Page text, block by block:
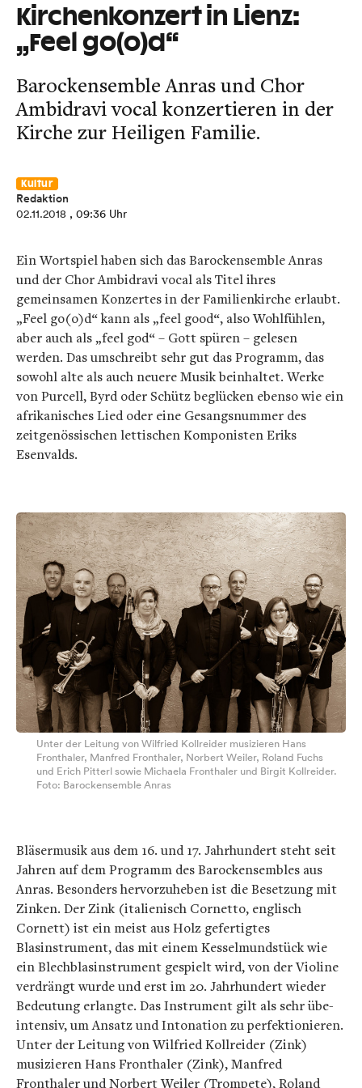
Kirchenkonzert in Lienz:
„Feel go(o)d“
Barockensemble Anras und Chor
Ambidravi vocal konzertieren in der
Kirche zur Heiligen Familie.
Kultur
Redaktion
02.11.2018 , 09:36 Uhr
Ein Wortspiel haben sich das Barockensemble Anras
und der Chor Ambidravi vocal als Titel ihres
gemeinsamen Konzertes in der Familienkirche erlaubt.
„Feel go(o)d“ kann als „feel good“, also Wohlfühlen,
aber auch als „feel god“ – Gott spüren – gelesen
werden. Das umschreibt sehr gut das Programm, das
sowohl alte als auch neuere Musik beinhaltet. Werke
von Purcell, Byrd oder Schütz beglücken ebenso wie ein
afrikanisches Lied oder eine Gesangsnummer des
zeitgenössischen lettischen Komponisten Eriks
Esenvalds.
Unter der Leitung von Wilfried Kollreider musizieren Hans
Fronthaler, Manfred Fronthaler, Norbert Weiler, Roland Fuchs
und Erich Pitterl sowie Michaela Fronthaler und Birgit Kollreider.
Foto: Barockensemble Anras
Bläsermusik aus dem 16. und 17. Jahrhundert steht seit
Jahren auf dem Programm des Barockensembles aus
Anras. Besonders hervorzuheben ist die Besetzung mit
Zinken. Der Zink (italienisch Cornetto, englisch
Cornett) ist ein meist aus Holz gefertigtes
Blasinstrument, das mit einem Kesselmundstück wie
ein Blechblasinstrument gespielt wird, von der Violine
verdrängt wurde und erst im 20. Jahrhundert wieder
Bedeutung erlangte. Das Instrument gilt als sehr übe-
intensiv, um Ansatz und Intonation zu perfektionieren.
Unter der Leitung von Wilfried Kollreider (Zink)
musizieren Hans Fronthaler (Zink), Manfred
Fronthaler und Norbert Weiler (Trompete), Roland